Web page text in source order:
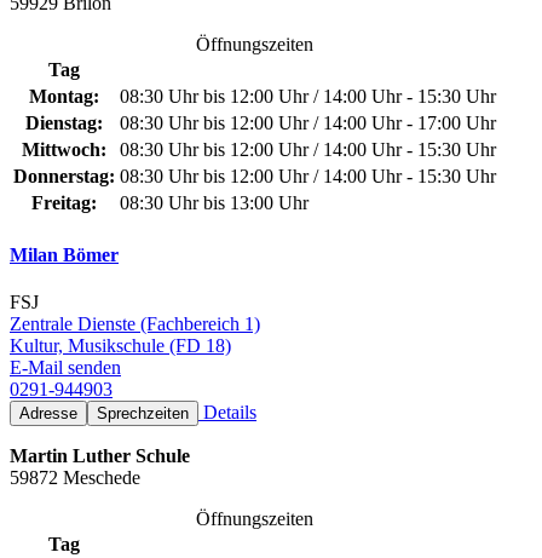
Öffnungszeiten
Tag
Montag:
08:30 Uhr bis 12:00 Uhr / 14:00 Uhr - 15:30 Uhr
Dienstag:
08:30 Uhr bis 12:00 Uhr / 14:00 Uhr - 17:00 Uhr
Mittwoch:
08:30 Uhr bis 12:00 Uhr / 14:00 Uhr - 15:30 Uhr
Donnerstag: 08:30 Uhr bis 12:00 Uhr / 14:00 Uhr - 15:30 Uhr
Freitag:
08:30 Uhr bis 13:00 Uhr
Milan Bömer
FSJ
Zentrale Dienste (Fachbereich 1)
Kultur, Musikschule (FD 18)
E-Mail senden
0291-944903
Adresse Sprechzeiten Details
Martin Luther Schule
59872 Meschede
Öffnungszeiten
Tag